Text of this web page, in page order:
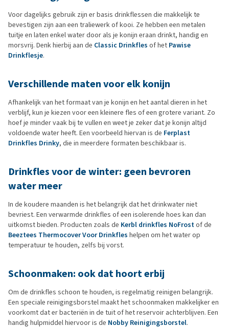
Voor dagelijks gebruik zijn er basis drinkflessen die makkelijk te
bevestigen zijn aan een traliewerk of kooi. Ze hebben een metalen
tuitje en laten enkel water door als je konijn eraan drinkt, handig en
morsvrij. Denk hierbij aan de Classic Drinkfles of het Pawise
Drinkflesje.
Verschillende maten voor elk konijn
Afhankelijk van het formaat van je konijn en het aantal dieren in het
verblijf, kun je kiezen voor een kleinere fles of een grotere variant. Zo
hoef je minder vaak bij te vullen en weet je zeker dat je konijn altijd
voldoende water heeft. Een voorbeeld hiervan is de Ferplast
Drinkfles Drinky, die in meerdere formaten beschikbaar is.
Drinkfles voor de winter: geen bevroren
water meer
In de koudere maanden is het belangrijk dat het drinkwater niet
bevriest. Een verwarmde drinkfles of een isolerende hoes kan dan
uitkomst bieden. Producten zoals de Kerbl drinkfles NoFrostof de
Beeztees Thermocover Voor Drinkfles helpen om het water op
temperatuur te houden, zelfs bij vorst.
Schoonmaken: ook dat hoort erbij
Om de drinkfles schoon te houden, is regelmatig reinigen belangrijk.
Een speciale reinigingsborstel maakt het schoonmaken makkelijker en
voorkomt dat er bacteriën in de tuit of het reservoir achterblijven. Een
handig hulpmiddel hiervoor is de Nobby Reinigingsborstel.